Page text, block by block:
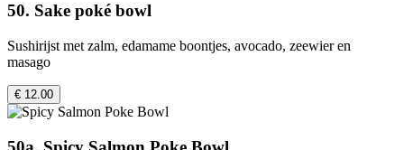
50. Sake poké bowl
Sushirijst met zalm, edamame boontjes, avocado, zeewier en
masago
€ 12.00